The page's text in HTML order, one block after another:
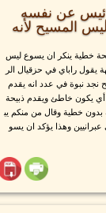
عن نفسه
المسيح لأنه
خطية ينكر ان يسوع ليس
يقول راباي في حزقيال الر
نجد نبوة في عدد انه يقدم
يكون خاطئ ويقدم ذبيحة
خطية وقال من منكم يب
وهذا يؤكد ان يسو